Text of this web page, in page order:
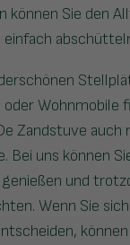
können Sie den
einfach
Wohnmobile
Zandstuve auch
Bei uns können
und
Wenn Sie